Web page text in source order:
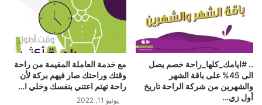
.. ‏#ايامك_كلها_راحة ‏خصم يصل
الى 45%‬⁩ على باقة الشهر
والشهرين من ⁧‫شركة الراحة ‏تاريخ
أول زي…
مع خدمة العاملة المقيمة من راحة
وقتك وراحتك صار فيهم بركة لأن
راحة تهتم اعتني بنفسك وخلي ا…
يونيو 11, 2022